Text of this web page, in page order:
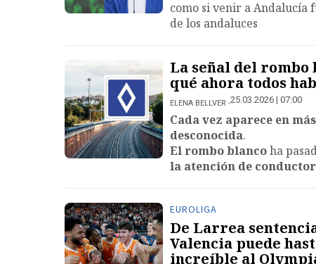
como si venir a Andalucía
de los andaluces
La señal del rombo
qué ahora todos
ELENA BELLVER 25.03.2026 | 07:00
Cada vez aparece en
desconocida.
El rombo blancoha
la atención de
EUROLIGA
De Larrea
Valencia puede
increíble al